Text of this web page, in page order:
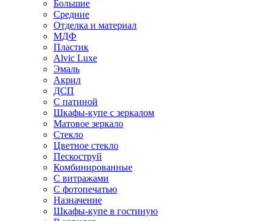
Большие
Средние
Отделка и материал
МДФ
Пластик
Alvic Luxe
Эмаль
Акрил
ДСП
С патиной
Шкафы-купе с зеркалом
Матовое зеркало
Стекло
Цветное стекло
Пескоструй
Комбинированные
С витражами
С фотопечатью
Назначение
Шкафы-купе в гостиную